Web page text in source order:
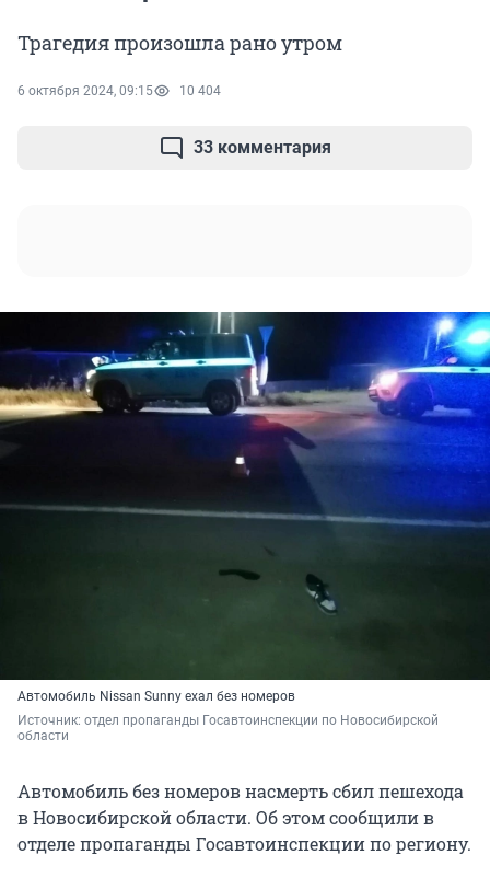
Трагедия произошла рано утром
6 октября 2024, 09:15 10 404
33 комментария
Автомобиль Nissan Sunny ехал без номеров
Источник: отдел пропаганды Госавтоинспекции по Новосибирской
области
Автомобиль без номеров насмерть сбил пешехода
в Новосибирской области. Об этом сообщили в
отделе пропаганды Госавтоинспекции по региону.